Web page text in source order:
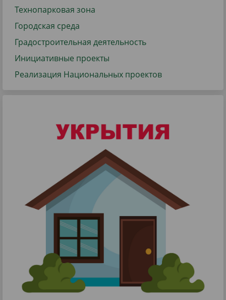
Технопарковая зона
Городская среда
Градостроительная деятельность
Инициативные проекты
Реализация Национальных проектов